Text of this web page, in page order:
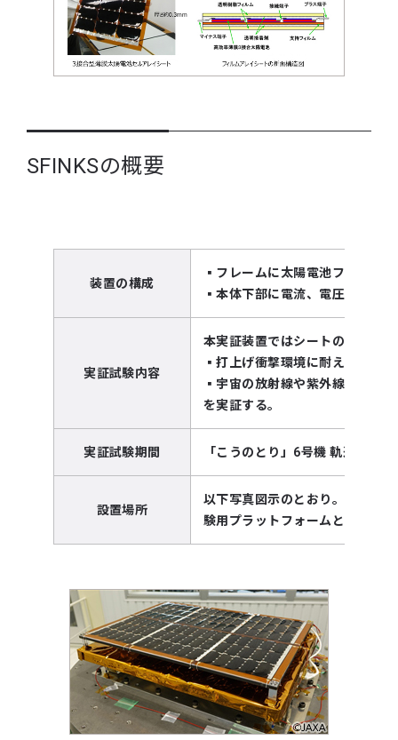
SFINKSの概要
装置の構成
▪フレームに太陽電池フィルム
▪本体下部に電流、電圧、温度
実証試験内容
本実証装置ではシートの電流（
▪打上げ衝撃環境に耐えるか
▪宇宙の放射線や紫外線に耐え
を実証する。
実証試験期間 「こうのとり」6号機 軌道投入
設置場所
以下写真図示のとおり。もとも
験用プラットフォームとして使